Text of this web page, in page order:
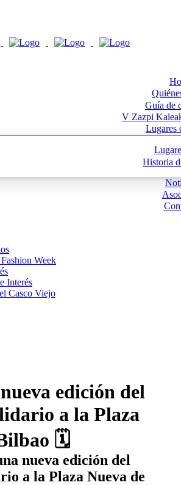
Guía de
V Zazpi
Lugares
Historia
Week
Interés
Casco Viejo
edición del
a la Plaza
🗓
nueva edición del
a la Plaza Nueva de